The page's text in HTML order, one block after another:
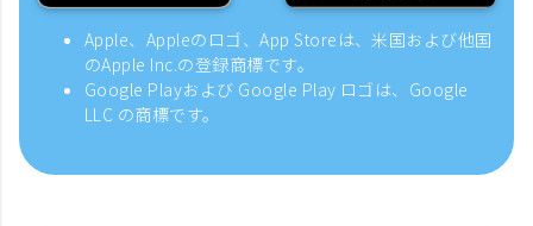
Apple、Appleのロゴ、App Storeは、米国および他国
のApple Inc.の登録商標です。
Google Playおよび Google Play ロゴは、Google
LLC の商標です。